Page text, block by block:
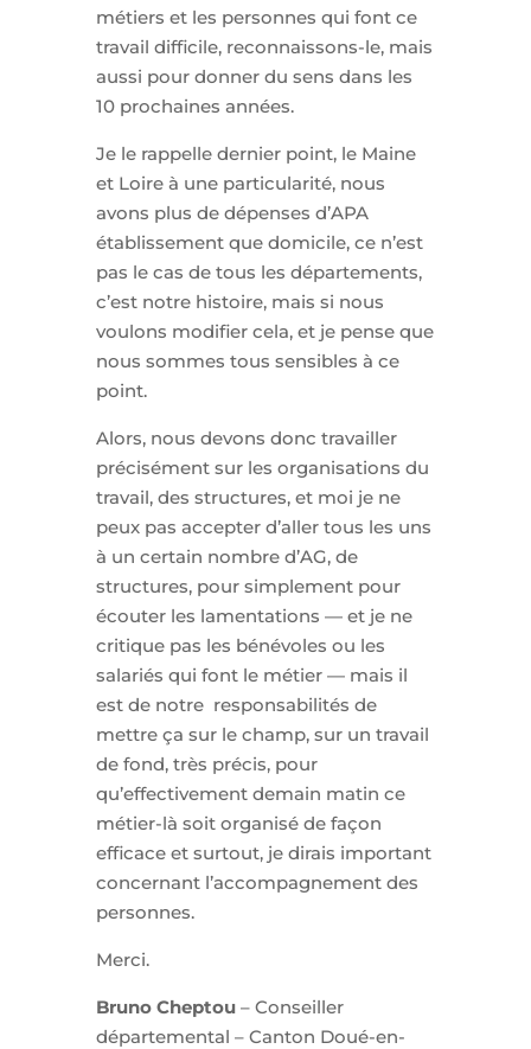
métiers et les personnes qui font ce
travail difficile, reconnaissons-le, mais
aussi pour donner du sens dans les
10 prochaines années.
Je le rappelle dernier point, le Maine
et Loire à une particularité, nous
avons plus de dépenses d’APA
établissement que domicile, ce n’est
pas le cas de tous les départements,
c’est notre histoire, mais si nous
voulons modifier cela, et je pense que
nous sommes tous sensibles à ce
point.
Alors, nous devons donc travailler
précisément sur les organisations du
travail, des structures, et moi je ne
peux pas accepter d’aller tous les uns
à un certain nombre d’AG, de
structures, pour simplement pour
écouter les lamentations — et je ne
critique pas les bénévoles ou les
salariés qui font le métier — mais il
est de notre responsabilités de
mettre ça sur le champ, sur un travail
de fond, très précis, pour
qu’effectivement demain matin ce
métier-là soit organisé de façon
efficace et surtout, je dirais important
concernant l’accompagnement des
personnes.
Merci.
Bruno Cheptou– Conseiller
départemental – Canton Doué-en-